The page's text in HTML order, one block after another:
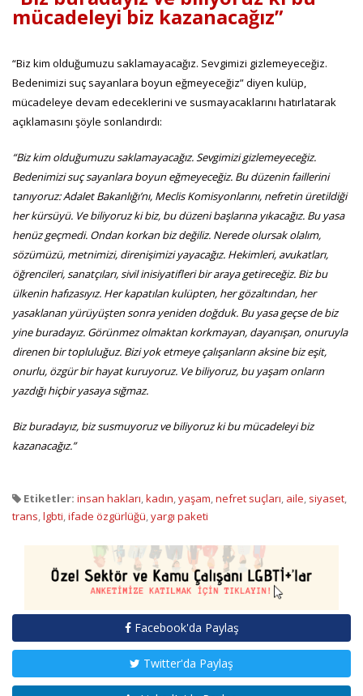
mücadeleyi biz kazanacağız”
“Biz kim olduğumuzu saklamayacağız. Sevgimizi gizlemeyeceğiz.
Bedenimizi suç sayanlara boyun eğmeyeceğiz” diyen kulüp,
mücadeleye devam edeceklerini ve susmayacaklarını hatırlatarak
açıklamasını şöyle sonlandırdı:
“Biz kim olduğumuzu saklamayacağız. Sevgimizi gizlemeyeceğiz.
Bedenimizi suç sayanlara boyun eğmeyeceğiz. Bu düzenin faillerini
tanıyoruz: Adalet Bakanlığı’nı, Meclis Komisyonlarını, nefretin üretildiği
her kürsüyü. Ve biliyoruz ki biz, bu düzeni başlarına yıkacağız. Bu yasa
henüz geçmedi. Ondan korkan biz değiliz. Nerede olursak olalım,
sözümüzü, metnimizi, direnişimizi yayacağız. Hekimleri, avukatları,
öğrencileri, sanatçıları, sivil inisiyatifleri bir araya getireceğiz. Biz bu
ülkenin hafızasıyız. Her kapatılan kulüpten, her gözaltından, her
yasaklanan yürüyüşten sonra yeniden doğduk. Bu yasa geçse de biz
yine buradayız. Görünmez olmaktan korkmayan, dayanışan, onuruyla
direnen bir topluluğuz. Bizi yok etmeye çalışanların aksine biz eşit,
onurlu, özgür bir hayat kuruyoruz. Ve biliyoruz, bu yaşam onların
yazdığı hiçbir yasaya sığmaz.
Biz buradayız, biz susmuyoruz ve biliyoruz ki bu mücadeleyi biz
kazanacağız.”
Etiketler: insan hakları,kadın,yaşam,nefret suçları, aile, siyaset,
trans,lgbti,ifade özgürlüğü,yargı paketi
Facebook'da Paylaş
Twitter'da Paylaş